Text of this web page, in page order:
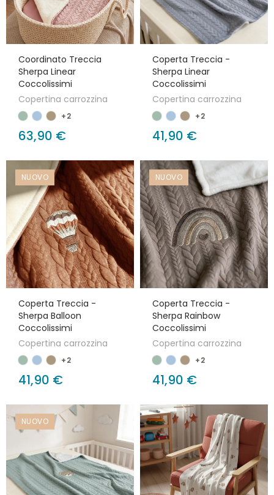
Coordinato Treccia
Sherpa Linear
Coccolissimi
Copertina carrozzina
+2
63,90 €
Coperta Treccia -
Sherpa Linear
Coccolissimi
Copertina carrozzina
+2
41,90 €
NUOVO
Coperta Treccia -
Sherpa Balloon
Coccolissimi
Copertina carrozzina
+2
41,90 €
NUOVO
Coperta Treccia -
Sherpa Rainbow
Coccolissimi
Copertina carrozzina
+2
41,90 €
NUOVO